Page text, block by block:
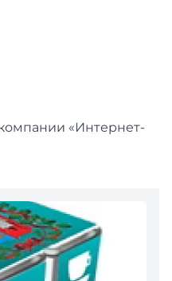
«Интернет-